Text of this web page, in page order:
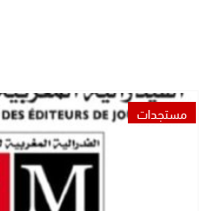
مستجدات